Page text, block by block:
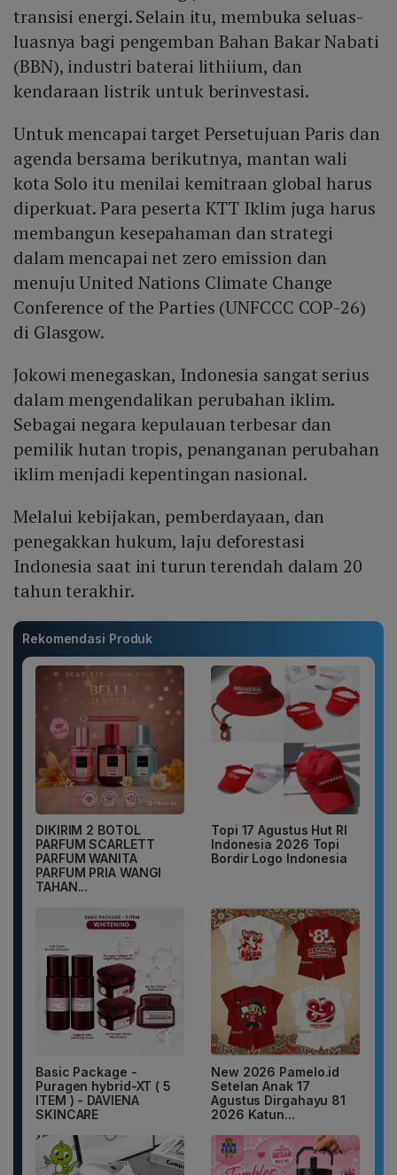
transisi energi. Selain itu, membuka seluas-
luasnya bagi pengemban Bahan Bakar Nabati
(BBN), industri baterai lithiium, dan
kendaraan listrik untuk berinvestasi.
Untuk mencapai target Persetujuan Paris dan
agenda bersama berikutnya, mantan wali
kota Solo itu menilai kemitraan global harus
diperkuat. Para peserta KTT Iklim juga harus
membangun kesepahaman dan strategi
dalam mencapai net zero emission dan
menuju United Nations Climate Change
Conference of the Parties (UNFCCC COP-26)
di Glasgow.
Jokowi menegaskan, Indonesia sangat serius
dalam mengendalikan perubahan iklim.
Sebagai negara kepulauan terbesar dan
pemilik hutan tropis, penanganan perubahan
iklim menjadi kepentingan nasional.
Melalui kebijakan, pemberdayaan, dan
penegakkan hukum, laju deforestasi
Indonesia saat ini turun terendah dalam 20
tahun terakhir.
Rekomendasi Produk
DIKIRIM 2 BOTOL
PARFUM SCARLETT
PARFUM WANITA
PARFUM PRIA WANGI
TAHAN...
Topi 17 Agustus Hut RI
Indonesia 2026 Topi
Bordir Logo Indonesia
Basic Package -
Puragen hybrid-XT ( 5
ITEM ) - DAVIENA
SKINCARE
New 2026 Pamelo.id
Setelan Anak 17
Agustus Dirgahayu 81
2026 Katun...